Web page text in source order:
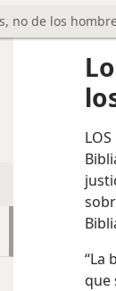
no de los
“La
que